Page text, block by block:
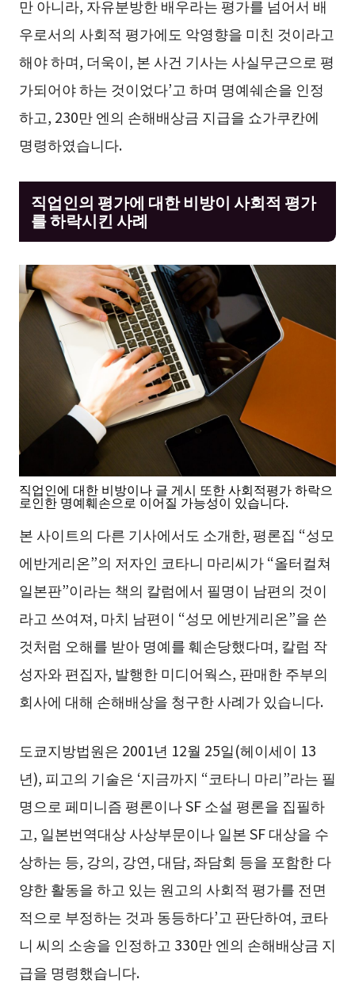
만 아니라, 자유분방한 배우라는 평가를 넘어서 배
우로서의 사회적 평가에도 악영향을 미친 것이라고
해야 하며, 더욱이, 본 사건 기사는 사실무근으로 평
가되어야 하는 것이었다’고 하며 명예쉐손을 인정
하고, 230만 엔의 손해배상금 지급을 쇼가쿠칸에
명령하였습니다.
직업인의 평가에 대한 비방이 사회적 평가
를 하락시킨 사례
직업인에 대한 비방이나 글 게시 또한 사회적평가 하락으
로인한 명예훼손으로 이어질 가능성이 있습니다.
본 사이트의 다른 기사에서도 소개한, 평론집 “성모
에반게리온”의 저자인 코타니 마리씨가 “올터컬쳐
일본판”이라는 책의 칼럼에서 필명이 남편의 것이
라고 쓰여져, 마치 남편이 “성모 에반게리온”을 쓴
것처럼 오해를 받아 명예를 훼손당했다며, 칼럼 작
성자와 편집자, 발행한 미디어웍스, 판매한 주부의
회사에 대해 손해배상을 청구한 사례가 있습니다.
도쿄지방법원은 2001년 12월 25일(헤이세이 13
년), 피고의 기술은 ‘지금까지 “코타니 마리”라는 필
명으로 페미니즘 평론이나 SF 소설 평론을 집필하
고, 일본번역대상 사상부문이나 일본 SF 대상을 수
상하는 등, 강의, 강연, 대담, 좌담회 등을 포함한 다
양한 활동을 하고 있는 원고의 사회적 평가를 전면
적으로 부정하는 것과 동등하다’고 판단하여, 코타
니 씨의 소송을 인정하고 330만 엔의 손해배상금 지
급을 명령했습니다.